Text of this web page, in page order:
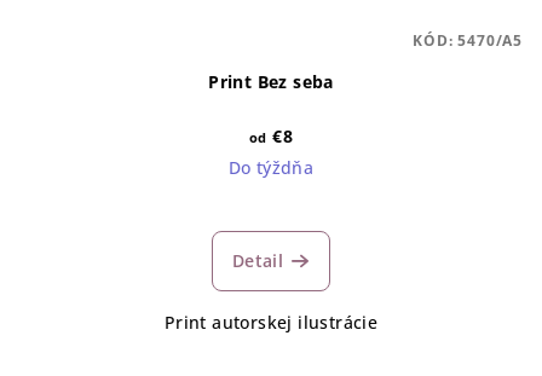
Print Bez seba
od €8
Do týždňa
Detail
Print autorskej ilustrácie
KÓD:5470/A5